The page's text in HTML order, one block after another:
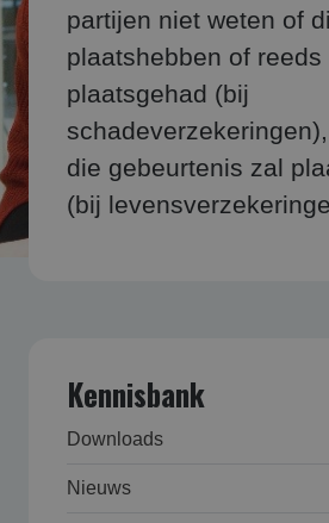
partijen niet weten of
plaatshebben of reeds
plaatsgehad (bij
die gebeurtenis zal
(bij
Kennisbank
Downloads
Nieuws